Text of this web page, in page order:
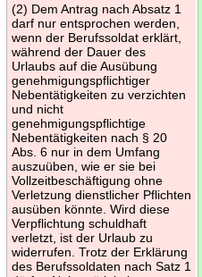
(2) Dem Antrag nach Absatz 1
darf nur entsprochen werden,
wenn der Berufssoldat erklärt,
während der Dauer des
Urlaubs auf die Ausübung
genehmigungspflichtiger
Nebentätigkeiten zu verzichten
und nicht
genehmigungspflichtige
Nebentätigkeiten nach § 20
Abs. 6 nur in dem Umfang
auszuüben, wie er sie bei
Vollzeitbeschäftigung ohne
Verletzung dienstlicher Pflichten
ausüben könnte. Wird diese
Verpflichtung schuldhaft
verletzt, ist der Urlaub zu
widerrufen. Trotz der Erklärung
des Berufssoldaten nach Satz 1